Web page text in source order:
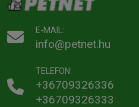
E-MAIL:
info@petnet.hu
TELEFON:
+36709326336
+36709326333